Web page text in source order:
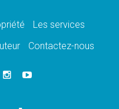
de prière pour la
2027 à Séoul: «c'est
Les services
Contactez-nous